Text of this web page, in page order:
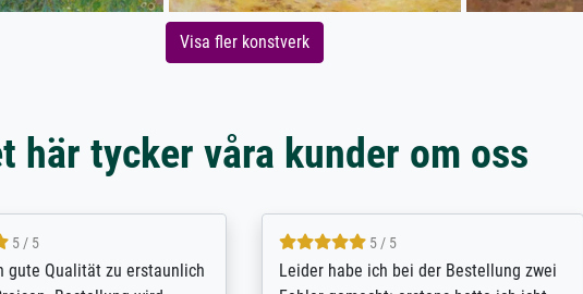
Visa fler konstverk
här tycker våra kunder om oss
5 / 5
recommended. The
5 / 5
The team at Meisterdrucke strives to